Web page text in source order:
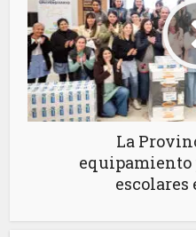
La
equipamiento
escolares